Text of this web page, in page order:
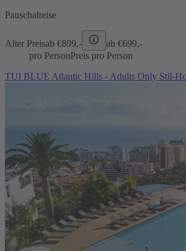
Pauschalreise
Alter Preisab €899,- ab €699,-
pro PersonPreis pro Person
TUI BLUE Atlantic Hills - Adults Only Stil-